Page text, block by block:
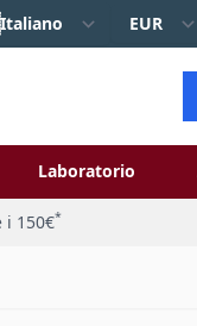
Italiano EUR
for Restauro
Toggle submenu
Laboratorio
150€*